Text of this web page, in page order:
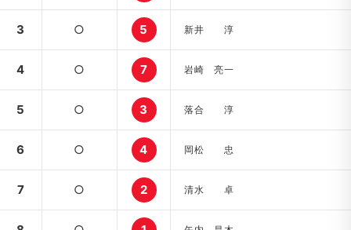
3 ○ 5 新井 淳
4 ○ 7 岩崎 亮一
5 ○ 3 落合 淳
6 ○ 4 岡松 忠
7 ○ 2 清水 卓